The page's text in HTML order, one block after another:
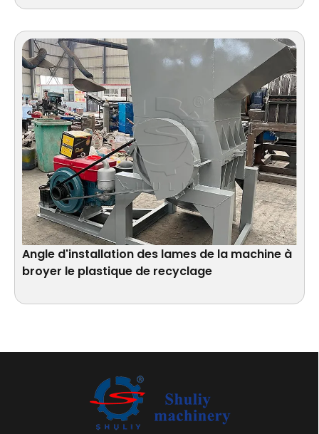
Angle d'installation des lames de la machine à
broyer le plastique de recyclage